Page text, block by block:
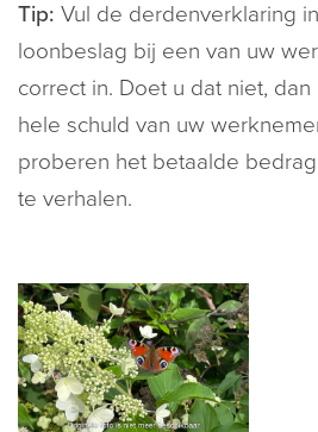
Tip: Vul de derdenverklaring
loonbeslag bij een van uw
correct in. Doet u dat niet,
hele schuld van uw
proberen het betaalde
te verhalen.